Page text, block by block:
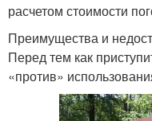
расчетом стоимости
Преимущества и
Перед тем как
«против»